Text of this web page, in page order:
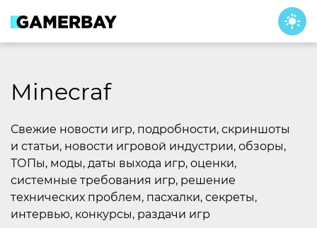
content
Minecraf
Свежие новости игр, подробности, скриншоты
и статьи, новости игровой индустрии, обзоры,
ТОПы, моды, даты выхода игр, оценки,
системные требования игр, решение
технических проблем, пасхалки, секреты,
интервью, конкурсы, раздачи игр